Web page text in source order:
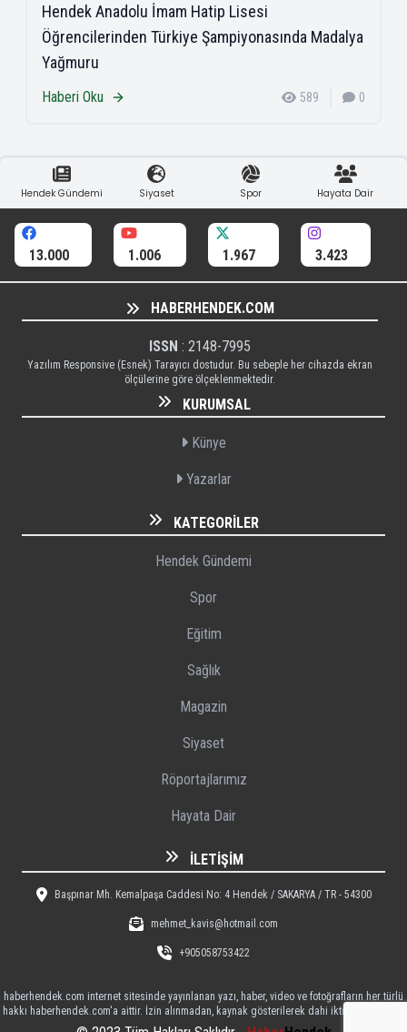
Hendek Anadolu İmam Hatip Lisesi
Öğrencilerinden Türkiye Şampiyonasında Madalya
Yağmuru
Haberi Oku 589 0
Hendek Gündemi Siyaset Spor Hayata Dair
13.000 1.006 1.967 3.423
HABERHENDEK.COM
ISSN : 2148-7995
Yazılım Responsive (Esnek) Tarayıcı dostudur. Bu sebeple her cihazda ekran
ölçülerine göre ölçeklenmektedir.
KURUMSAL
Künye
Yazarlar
KATEGORILER
Hendek Gündemi
Spor
Eğitim
Sağlık
Magazin
Siyaset
Röportajlarımız
Hayata Dair
İLETIŞIM
Başpınar Mh. Kemalpaşa Caddesi No: 4 Hendek / SAKARYA / TR - 54300
mehmet_kavis@hotmail.com
+905058753422
haberhendek.com internet sitesinde yayınlanan yazı, haber, video ve fotoğrafların her türlü
hakkı haberhendek.com'a aittir. İzin alınmadan, kaynak gösterilerek dahi iktibas edilemez